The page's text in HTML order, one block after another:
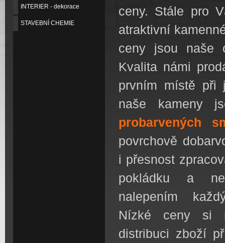
INTERIER - dekorace
STAVEBNÍ CHEMIE
ceny. Stále pro
atraktivní
ceny jsou naše
Kvalita námi
prvním místě při
naše kameny
probarvených
povrchově
i přesnost
pokládku a
nalepením
Nízké ceny si
distribuci zboží